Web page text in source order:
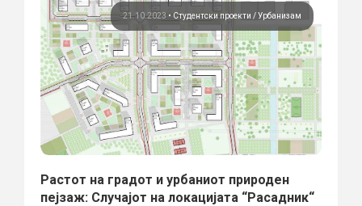
21.10.2023 • Студентски проекти Урбанизам
Растот на градот и урбаниот природен
пејзаж: Случајот на локацијата “Расадник“